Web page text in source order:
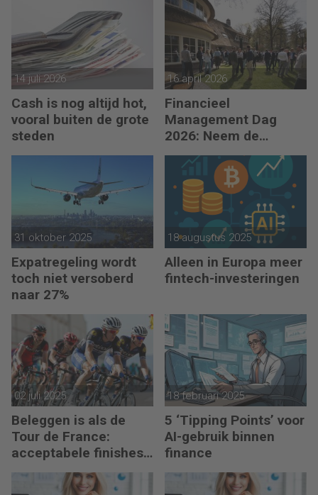
14 juli 2026
Cash is nog altijd hot,
vooral buiten de grote
steden
16 april 2026
Financieel
Management Dag
2026: Neem de
toekomst in eigen
hand
31 oktober 2025
Expatregeling wordt
toch niet versoberd
naar 27%
18 augustus 2025
Alleen in Europa meer
fintech-investeringen
02 juli 2025
Beleggen is als de
Tour de France:
acceptabele finishes
leiden tot hoge
eindscore
18 februari 2025
5 ‘Tipping Points’ voor
AI-gebruik binnen
finance